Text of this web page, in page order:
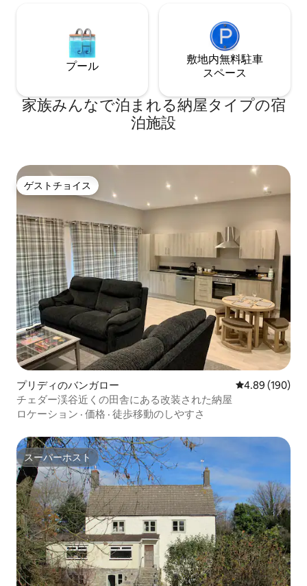
プール
敷地内無料駐⁠車
ス⁠ペ⁠ー⁠ス
家族みんなで泊まれる納屋タイプの宿
泊施設
ゲストチョイス
ゲストチョイス
プリディのバンガロー レビュー190
4.89 (190)
チェダー渓谷近くの田舎にある改装された納屋
ロケーション · 価格 · 徒歩移動のしやすさ
スーパーホスト
スーパーホスト